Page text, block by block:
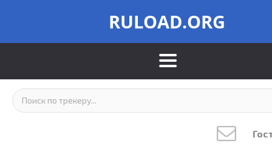
RULOAD.ORG